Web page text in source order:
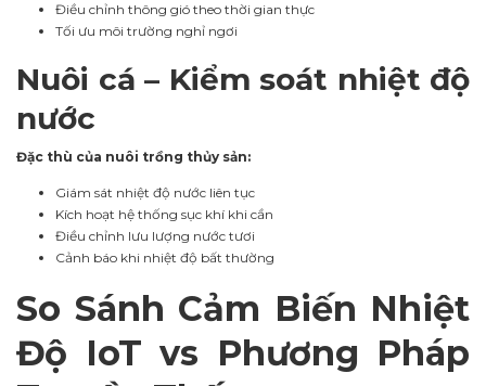
Điều chỉnh thông gió theo thời gian thực
Tối ưu môi trường nghỉ ngơi
Nuôi cá – Kiểm soát nhiệt độ
nước
Đặc thù của nuôi trồng thủy sản:
Giám sát nhiệt độ nước liên tục
Kích hoạt hệ thống sục khí khi cần
Điều chỉnh lưu lượng nước tươi
Cảnh báo khi nhiệt độ bất thường
So Sánh Cảm Biến Nhiệt
Độ IoT vs Phương Pháp